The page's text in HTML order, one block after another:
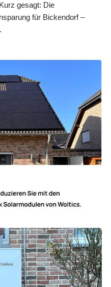
gesagt: Die
für Bickendorf –